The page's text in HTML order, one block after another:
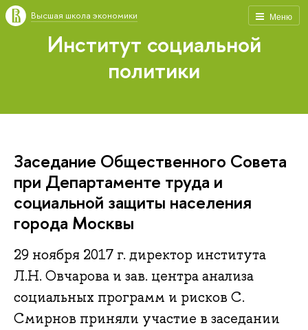
Меню
Высшая школа экономики
Институт социальной
политики
Заседание Общественного Совета
при Департаменте труда и
социальной защиты населения
города Москвы
29 ноября 2017 г. директор института
Л.Н. Овчарова и зав. центра анализа
социальных программ и рисков С.
Смирнов приняли участие в заседании